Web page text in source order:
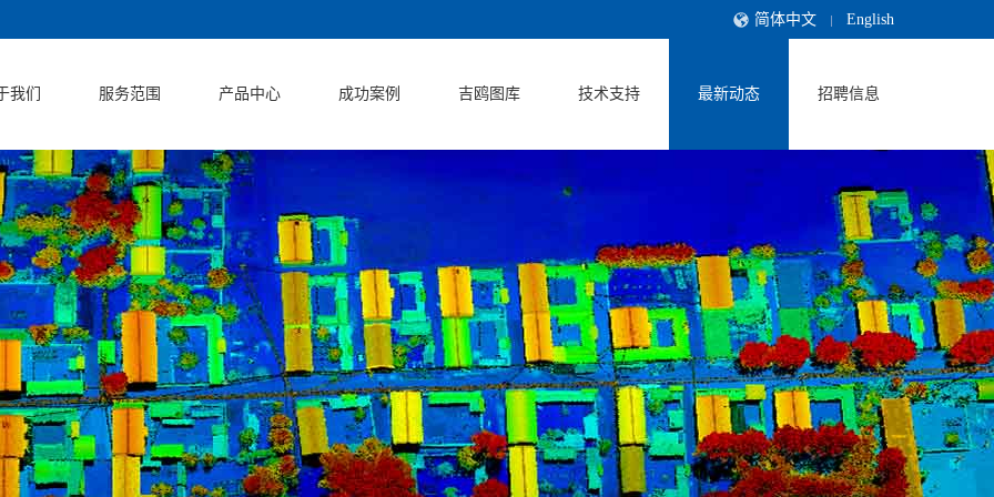
简体中文 English
我们 服务范围 产品中心 成功案例 吉鸥图库 技术支持 最新动态 招聘信息